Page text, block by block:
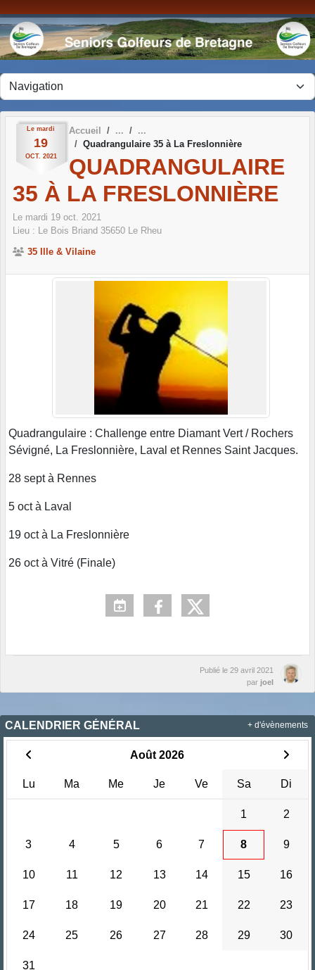
Le mardi
19
OCT. 2021
Accueil
Quadrangulaire 35 à La Freslonnière
QUADRANGULAIRE
35 À LA FRESLONNIÈRE
Le mardi 19 oct. 2021
Lieu : Le Bois Briand 35650 Le Rheu
35 Ille & Vilaine
Quadrangulaire : Challenge entre Diamant Vert / Rochers
Sévigné, La Freslonnière, Laval et Rennes Saint Jacques.
28 sept à Rennes
5 oct à Laval
19 oct à La Freslonnière
26 oct à Vitré (Finale)
Publié le 29 avril 2021
par joel
CALENDRIER GÉNÉRAL
Août 2026
Lu Ma Me Je Ve Sa Di
1 2
3 4 5 6 7 8 9
10 11 12 13 14 15 16
17 18 19 20 21 22 23
24 25 26 27 28 29 30
31
+ d'évènements